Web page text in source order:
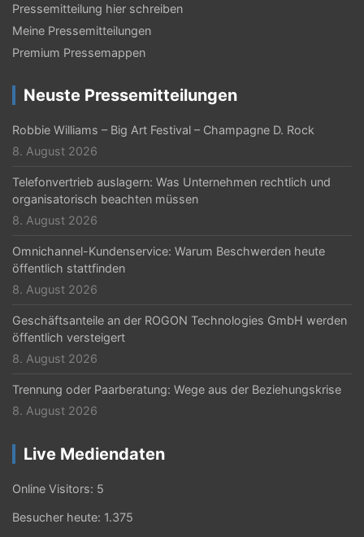
Pressemitteilung hier schreiben
Meine Pressemitteilungen
Premium Pressemappen
Neuste Pressemitteilungen
Robbie Williams – Big Art Festival – Champagne D. Rock
8. August 2026
Telefonvertrieb auslagern: Was Unternehmen rechtlich und
organisatorisch beachten müssen
8. August 2026
Omnichannel-Kundenservice: Warum Beschwerden heute
öffentlich stattfinden
8. August 2026
Geschäftsanteile an der ROGON Technologies GmbH werden
öffentlich versteigert
8. August 2026
Trennung oder Paarberatung: Wege aus der Beziehungskrise
8. August 2026
Live Mediendaten
Online Visitors: 5
Besucher heute: 1.375